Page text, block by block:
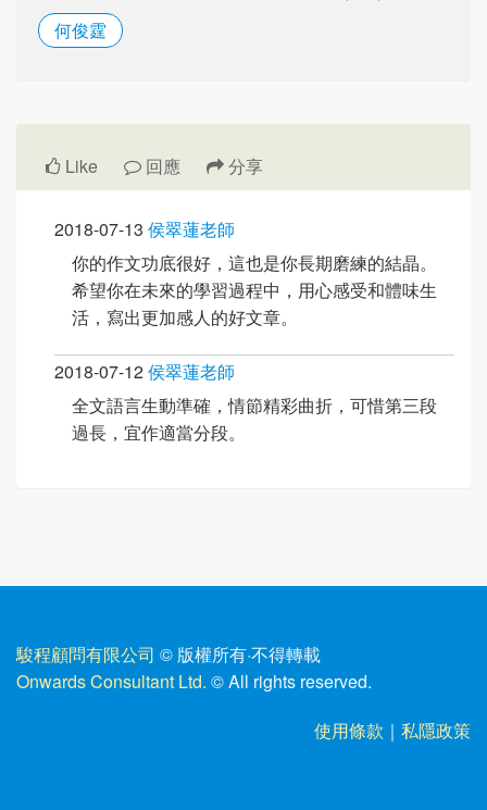
何俊霆
Like 回應 分享
2018-07-13 侯翠蓮老師
你的作文功底很好，這也是你長期磨練的結晶。
希望你在未來的學習過程中，用心感受和體味生
活，寫出更加感人的好文章。
2018-07-12侯翠蓮老師
全文語言生動準確，情節精彩曲折，可惜第三段
過長，宜作適當分段。
駿程顧問有限公司 © 版權所有·不得轉載
Onwards Consultant Ltd. © All rights reserved.
使用條款 ｜ 私隱政策